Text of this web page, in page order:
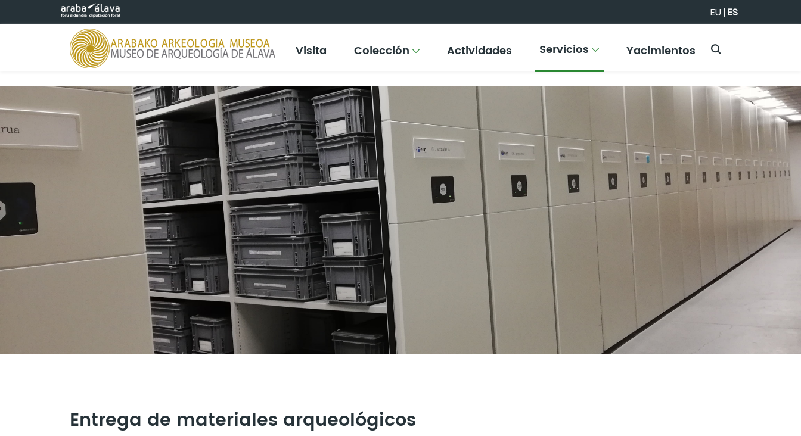
Saltar al contenido principal EU|ES
Visita Colección Actividades Servicios Yacimientos
Entrega de materiales arqueológicos